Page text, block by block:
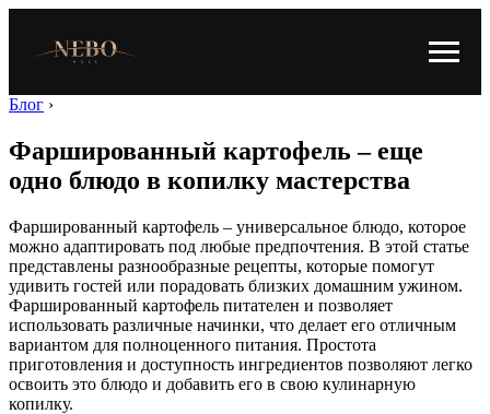
Блог ›
Фаршированный картофель – еще
одно блюдо в копилку мастерства
Фаршированный картофель – универсальное блюдо, которое
можно адаптировать под любые предпочтения. В этой статье
представлены разнообразные рецепты, которые помогут
удивить гостей или порадовать близких домашним ужином.
Фаршированный картофель питателен и позволяет
использовать различные начинки, что делает его отличным
вариантом для полноценного питания. Простота
приготовления и доступность ингредиентов позволяют легко
освоить это блюдо и добавить его в свою кулинарную
копилку.